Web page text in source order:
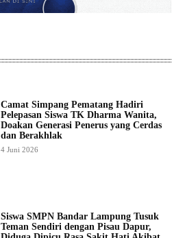
Camat Simpang Pematang Hadiri
Pelepasan Siswa TK Dharma Wanita,
Doakan Generasi Penerus yang Cerdas
dan Berakhlak
4 Juni 2026
Siswa SMPN Bandar Lampung Tusuk
Teman Sendiri dengan Pisau Dapur,